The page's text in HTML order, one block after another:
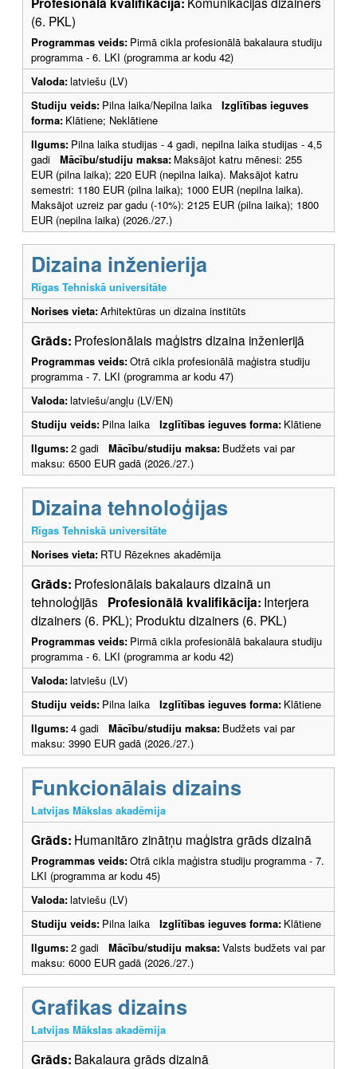
(6. PKL)
Programmas veids: Pirmā cikla profesionālā bakalaura studiju
programma - 6. LKI (programma ar kodu 42)
Valoda:latviešu (LV)
Studiju veids: Pilna laika/Nepilna laika Izglītības ieguves
forma: Klātiene; Neklātiene
Ilgums: Pilna laika studijas - 4 gadi, nepilna laika studijas - 4,5
gadi Mācību/studiju maksa: Maksājot katru mēnesi: 255
EUR (pilna laika); 220 EUR (nepilna laika). Maksājot katru
semestri: 1180 EUR (pilna laika); 1000 EUR (nepilna laika).
Maksājot uzreiz par gadu (-10%): 2125 EUR (pilna laika); 1800
EUR (nepilna laika) (2026./27.)
Dizaina inženierija
Rīgas Tehniskā universitāte
Norises vieta:Arhitektūras un dizaina institūts
Grāds: Profesionālais maģistrs dizaina inženierijā
Programmas veids:Otrā cikla profesionālā maģistra studiju
programma - 7. LKI (programma ar kodu 47)
Valoda:latviešu/angļu (LV/EN)
Studiju veids: Pilna laika Izglītības ieguves forma: Klātiene
Ilgums:2 gadi Mācību/studiju maksa: Budžets vai par
maksu: 6500 EUR gadā (2026./27.)
Dizaina tehnoloģijas
Rīgas Tehniskā universitāte
Norises vieta: RTU Rēzeknes akadēmija
Grāds: Profesionālais bakalaurs dizainā un
tehnoloģijās Profesionālā kvalifikācija: Interjera
dizainers (6. PKL); Produktu dizainers (6. PKL)
Programmas veids: Pirmā cikla profesionālā bakalaura studiju
programma - 6. LKI (programma ar kodu 42)
Valoda:latviešu (LV)
Studiju veids: Pilna laika Izglītības ieguves forma: Klātiene
Ilgums:4 gadi Mācību/studiju maksa: Budžets vai par
maksu: 3990 EUR gadā (2026./27.)
Funkcionālais dizains
Latvijas Mākslas akadēmija
Grāds: Humanitāro zinātņu maģistra grāds dizainā
Programmas veids:Otrā cikla maģistra studiju programma - 7.
LKI (programma ar kodu 45)
Valoda:latviešu (LV)
Studiju veids: Pilna laika Izglītības ieguves forma: Klātiene
Ilgums:2 gadi Mācību/studiju maksa:Valsts budžets vai par
maksu: 6000 EUR gadā (2026./27.)
Grafikas dizains
Latvijas Mākslas akadēmija
Grāds: Bakalaura grāds dizainā